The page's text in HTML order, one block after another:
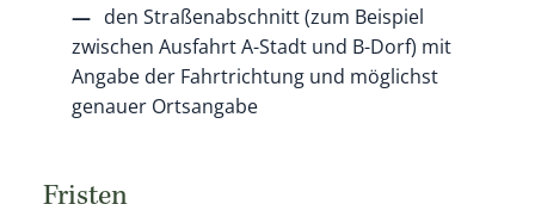
den Straßenabschnitt(zum Beispiel
zwischen Ausfahrt A-Stadt und B-Dorf) mit
Angabe der Fahrtrichtung und möglichst
genauer Ortsangabe